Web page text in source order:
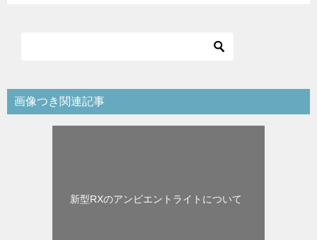
画像つき関連記事
新型RXのアンビエントライトについて